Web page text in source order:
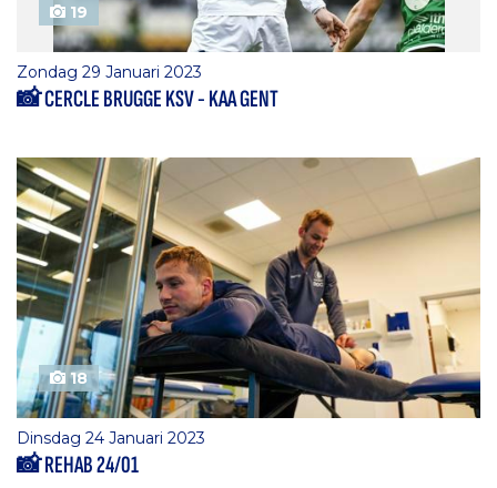
19
Zondag 29 Januari 2023
📸 CERCLE BRUGGE KSV - KAA GENT
18
Dinsdag 24 Januari 2023
📸 REHAB 24/01